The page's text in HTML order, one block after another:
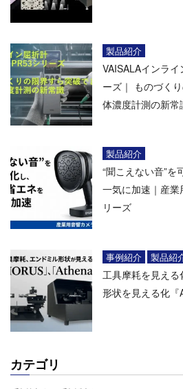
製品紹介
VAISALAインライ
ーズ｜ ものづく
体濃度計測の新常
製品紹介
“聞こえない音”を
一気に加速｜産
リーズ
事例紹介 製品紹
工具摩耗を見え
形状を見える化
カテゴリ